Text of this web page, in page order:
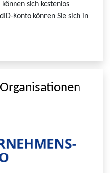
sich kostenlos
Konto können Sie sich in